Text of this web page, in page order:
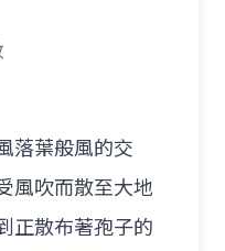
落葉般風的交
風吹而散至大地
正散布著孢子的